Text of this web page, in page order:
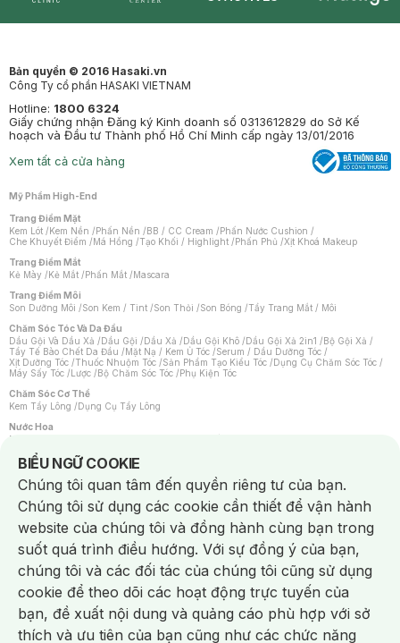
Bản quyền © 2016 Hasaki.vn
Công Ty cổ phần HASAKI VIETNAM
Hotline: 1800 6324
Giấy chứng nhận Đăng ký Kinh doanh số 0313612829 do Sở Kế
hoạch và Đầu tư Thành phố Hồ Chí Minh cấp ngày 13/01/2016
Xem tất cả cửa hàng
Mỹ Phẩm High-End
Trang Điểm Mặt
Kem Lót /Kem Nền /Phấn Nền /BB / CC Cream /Phấn Nước Cushion /
Che Khuyết Điểm /Má Hồng /Tạo Khối / Highlight /Phấn Phủ /Xịt Khoá Makeup
Trang Điểm Mắt
Kẻ Mày /Kẻ Mắt /Phấn Mắt /Mascara
Trang Điểm Môi
Son Dưỡng Môi /Son Kem / Tint /Son Thỏi /Son Bóng /Tẩy Trang Mắt / Môi
Chăm Sóc Tóc Và Da Đầu
Dầu Gội Và Dầu Xả /Dầu Gội /Dầu Xả /Dầu Gội Khô /Dầu Gội Xả 2in1 /Bộ Gội Xả /
Tẩy Tế Bào Chết Da Đầu /Mặt Nạ / Kem Ủ Tóc /Serum / Dầu Dưỡng Tóc /
Xịt Dưỡng Tóc /Thuốc Nhuộm Tóc /Sản Phẩm Tạo Kiểu Tóc /Dụng Cụ Chăm Sóc Tóc /
Máy Sấy Tóc /Lược /Bộ Chăm Sóc Tóc /Phụ Kiện Tóc
Chăm Sóc Cơ Thể
Kem Tẩy Lông /Dụng Cụ Tẩy Lông
Nước Hoa
Nước Hoa Nữ
Chăm Sóc Cá Nhân
Chống Muỗi /Khẩu Trang /Máy Massage/Mặt Nạ Xông Hơi /Nước Rửa Tay/
Sản Phẩm Chăm Sóc Khác /Bàn Chải Đánh Răng /Bàn Chải Điện/
Hỗ Trợ Trắng Răng/Kem Đánh Răng /Máy Tăm Nước/ Nước Súc Miệng/
Tăm / Chỉ Nha Khoa/ Xịt Thơm Miệng / Dung Dịch Vệ Sinh/Dưỡng Vùng Kín/
Khăn Ướt Vệ Sinh Vùng Kín/Băng Vệ Sinh/Tampon/Bọt Cạo Râu /Dao Cạo Râu/
Máy Cạo Râu
Vấn Đề Về Da
Da Dầu / Lỗ Chân Lông To/ Da Khô / Mất Nước/ Da Lão Hóa/ Da Mụn/
Da Nhạy Cảm / Kích Ứng
Da Xỉn Màu Thâm / Nám / Tàn Nhang
Quầng Thâm & Bọng Mắt /Sẹo /Viêm Da Cơ Địa
Dụng Cụ / Phụ Kiện Chăm Sóc Da
Bông Tẩy Trang
Khăn Lau Mặt Khô Dụng Cụ / Máy Rửa Mặt Máy Chăm Sóc Da
Dụng Cụ Chăm Sóc Khác
BIỂU NGỮ COOKIE
Notice about cookies usage
Chúng tôi quan tâm đến quyền riêng tư của bạn.
Chúng tôi sử dụng các cookie cần thiết để vận hành
website của chúng tôi và đồng hành cùng bạn trong
suốt quá trình điều hướng. Với sự đồng ý của bạn,
chúng tôi và các đối tác của chúng tôi cũng sử dụng
cookie để theo dõi các hoạt động trực tuyến của
bạn, đề xuất nội dung và quảng cáo phù hợp với sở
thích và ưu tiên của bạn cũng như các chức năng